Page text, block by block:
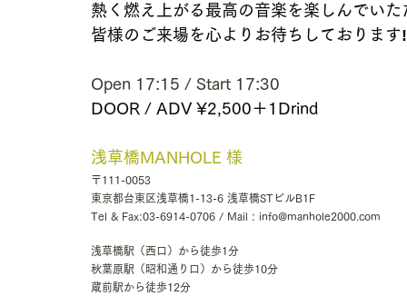
熱く燃え上がる最高の音楽を楽しんでい
皆様のご来場を心よりお待ちしております
Open 17:15 / Start 17:30
DOOR / ADV ¥2,500＋1Drind
浅草橋MANHOLE 様
〒111-0053
東京都台東区浅草橋1-13-6 浅草橋STビルB1F
Tel & Fax:03-6914-0706 / Mail : info@manhole2000.com
浅草橋駅（西口）から徒歩1分
秋葉原駅（昭和通り口）から徒歩10分
蔵前駅から徒歩12分